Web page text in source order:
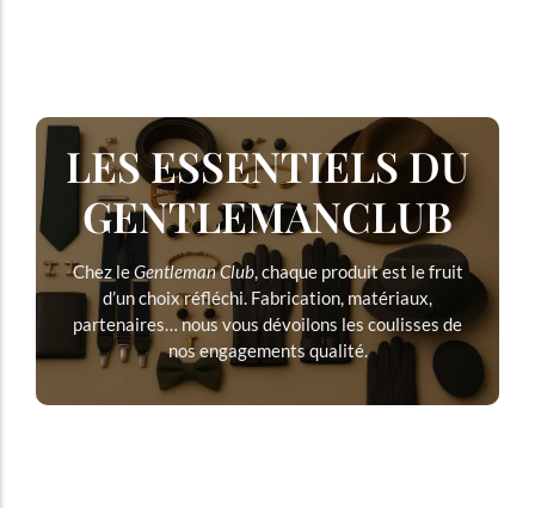
LES ESSENTIELS DU
GENTLEMANCLUB
Chez leGentleman Club, chaque produit est le fruit
d’un choix réfléchi. Fabrication, matériaux,
partenaires… nous vous dévoilons les coulisses de
nos engagements qualité.